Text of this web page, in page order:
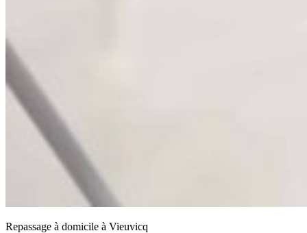
Repassage à domicile à Vieuvicq